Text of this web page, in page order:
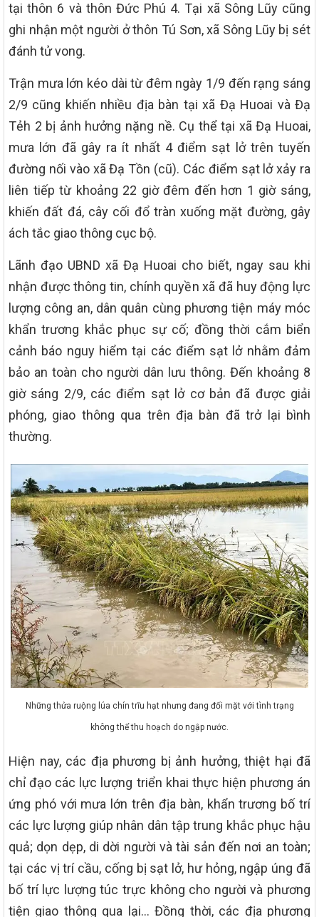
tại thôn 6 và thôn Đức Phú 4. Tại xã Sông Lũy cũng
ghi nhận một người ở thôn Tú Sơn, xã Sông Lũy bị sét
đánh tử vong.
Trận mưa lớn kéo dài từ đêm ngày 1/9 đến rạng sáng
2/9 cũng khiến nhiều địa bàn tại xã Đạ Huoai và Đạ
Tẻh 2 bị ảnh hưởng nặng nề. Cụ thể tại xã Đạ Huoai,
mưa lớn đã gây ra ít nhất 4 điểm sạt lở trên tuyến
đường nối vào xã Đạ Tồn (cũ). Các điểm sạt lở xảy ra
liên tiếp từ khoảng 22 giờ đêm đến hơn 1 giờ sáng,
khiến đất đá, cây cối đổ tràn xuống mặt đường, gây
ách tắc giao thông cục bộ.
Lãnh đạo UBND xã Đạ Huoai cho biết, ngay sau khi
nhận được thông tin, chính quyền xã đã huy động lực
lượng công an, dân quân cùng phương tiện máy móc
khẩn trương khắc phục sự cố; đồng thời cắm biển
cảnh báo nguy hiểm tại các điểm sạt lở nhằm đảm
bảo an toàn cho người dân lưu thông. Đến khoảng 8
giờ sáng 2/9, các điểm sạt lở cơ bản đã được giải
phóng, giao thông qua trên địa bàn đã trở lại bình
thường.
Những thửa ruộng lúa chín trĩu hạt nhưng đang đối mặt với tình trạng
không thể thu hoạch do ngập nước.
Hiện nay, các địa phương bị ảnh hưởng, thiệt hại đã
chỉ đạo các lực lượng triển khai thực hiện phương án
ứng phó với mưa lớn trên địa bàn, khẩn trương bố trí
các lực lượng giúp nhân dân tập trung khắc phục hậu
quả; dọn dẹp, di dời người và tài sản đến nơi an toàn;
tại các vị trí cầu, cống bị sạt lở, hư hỏng, ngập úng đã
bố trí lực lượng túc trực không cho người và phương
tiện giao thông qua lại… Đồng thời, các địa phương